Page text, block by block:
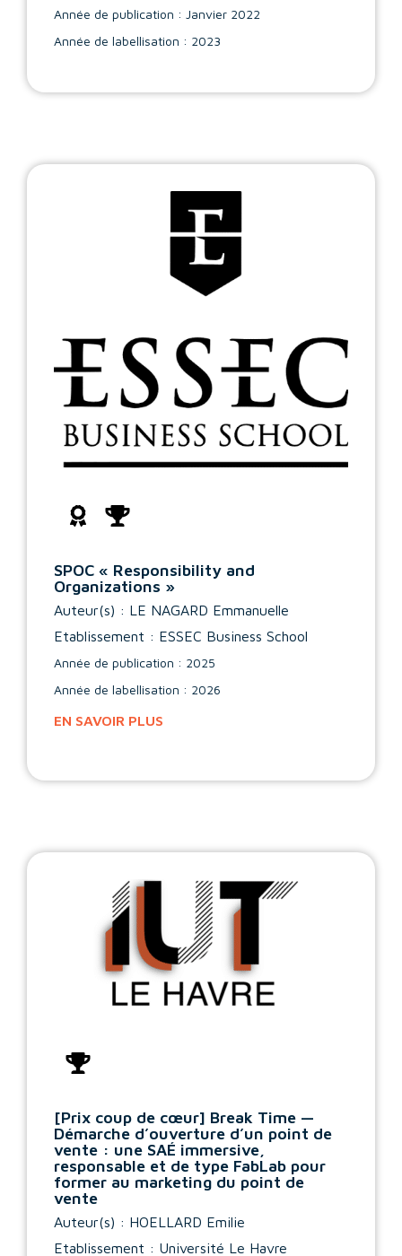
Année de publication : Janvier 2022
Année de labellisation : 2023
SPOC « Responsibility and
Organizations »
Auteur(s) : LE NAGARD Emmanuelle
Etablissement : ESSEC Business School
Année de publication : 2025
Année de labellisation : 2026
EN SAVOIR PLUS
[Prix coup de cœur] Break Time —
Démarche d’ouverture d’un point de
vente : une SAÉ immersive,
responsable et de type FabLab pour
former au marketing du point de
vente
Auteur(s) : HOELLARD Emilie
Etablissement : Université Le Havre